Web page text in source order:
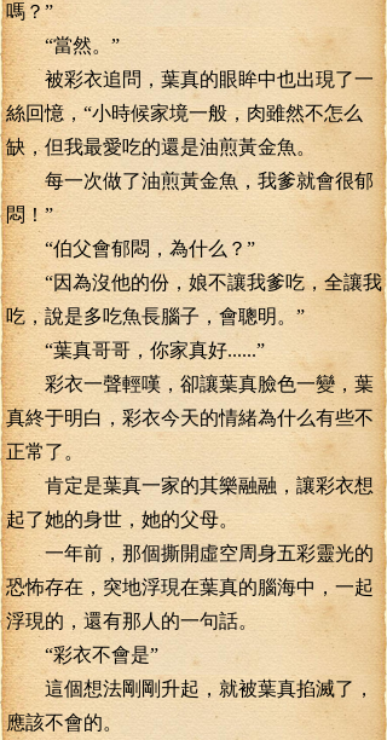
嗎？”
“當然。”
被彩衣追問，葉真的眼眸中也出現了一
絲回憶，“小時候家境一般，肉雖然不怎么
缺，但我最愛吃的還是油煎黃金魚。
每一次做了油煎黃金魚，我爹就會很郁
悶！”
“伯父會郁悶，為什么？”
“因為沒他的份，娘不讓我爹吃，全讓我
吃，說是多吃魚長腦子，會聰明。”
“葉真哥哥，你家真好......”
彩衣一聲輕嘆，卻讓葉真臉色一變，葉
真終于明白，彩衣今天的情緒為什么有些不
正常了。
肯定是葉真一家的其樂融融，讓彩衣想
起了她的身世，她的父母。
一年前，那個撕開虛空周身五彩靈光的
恐怖存在，突地浮現在葉真的腦海中，一起
浮現的，還有那人的一句話。
“彩衣不會是”
這個想法剛剛升起，就被葉真掐滅了，
應該不會的。